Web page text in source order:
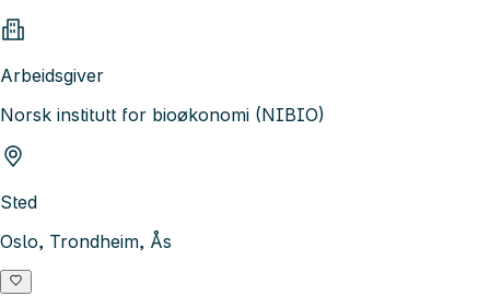
Arbeidsgiver
Norsk institutt for bioøkonomi (NIBIO)
Sted
Oslo, Trondheim, Ås